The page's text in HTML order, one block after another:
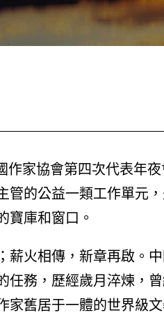
作家協會第四次代表年
管的公益一類工作單元
寶庫和窗口。
薪火相傳，新章再啟。
任務，歷經歲月淬煉，
家舊居于一體的世界級